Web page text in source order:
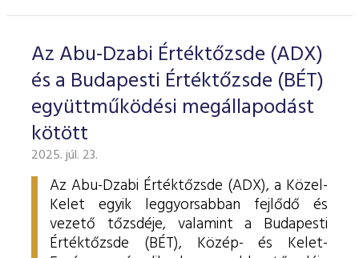
Az Abu-Dzabi Értéktőzsde (ADX)
és a Budapesti Értéktőzsde (BÉT)
együttműködési megállapodást
kötött
2025. júl. 23.
Az Abu-Dzabi Értéktőzsde (ADX), a Közel-
Kelet egyik leggyorsabban fejlődő és
vezető tőzsdéje, valamint a Budapesti
Értéktőzsde (BÉT), Közép- és Kelet-